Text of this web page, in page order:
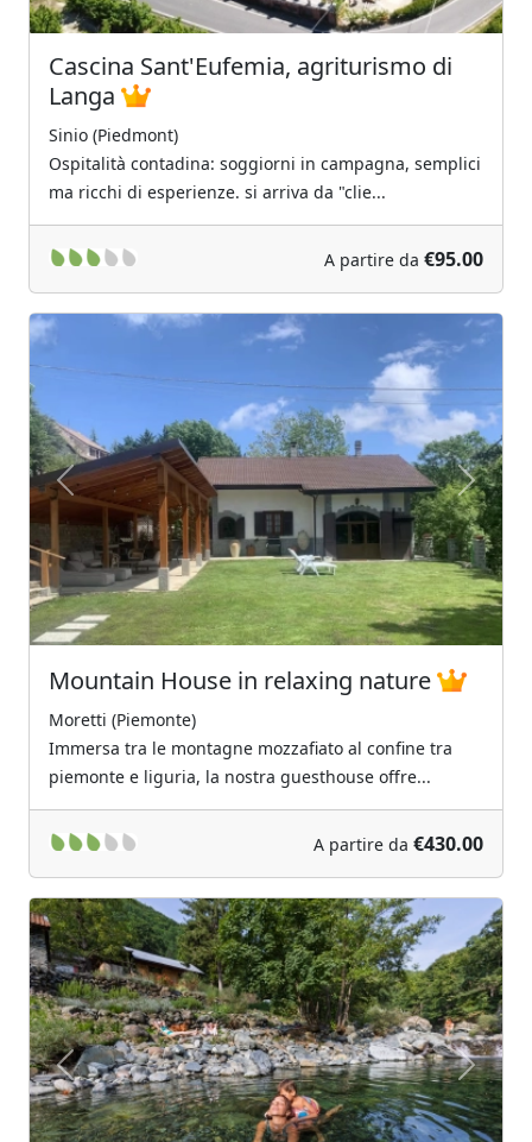
Cascina Sant'Eufemia, agriturismo di
Langa
Sinio (Piedmont)
Ospitalità contadina: soggiorni in campagna, semplici
ma ricchi di esperienze. si arriva da "clie...
A partire da €95.00
Previous Next
Mountain House in relaxing nature
Moretti (Piemonte)
Immersa tra le montagne mozzafiato al confine tra
piemonte e liguria, la nostra guesthouse offre...
A partire da €430.00
Previous Next